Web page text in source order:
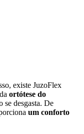
existe JuzoFlex
ortótese do
se desgasta. De
um conforto